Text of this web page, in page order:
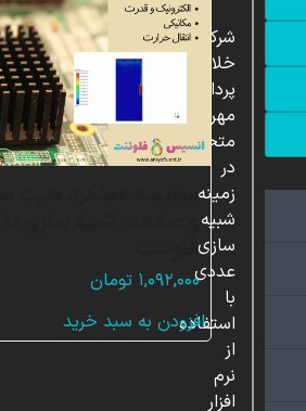
مقایسه عملکرد هیت
فلوئنت
۱,۰۹۲,۰۰۰ تومان
افزودن به سبد خرید
شرکت
خلاق
پردازشگران
مهر،
متخصص
در
زمینه
شبیه
سازی
عددی
با
استفاده
از
نرم
افزار